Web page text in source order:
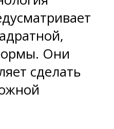
Они
сделать